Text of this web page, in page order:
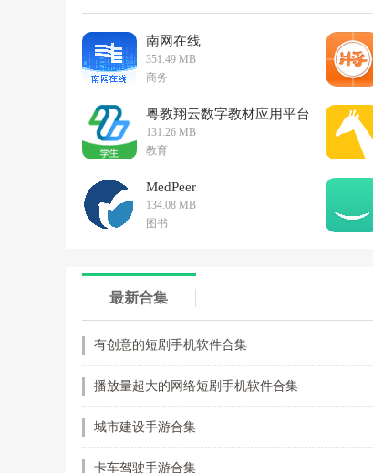
南网在线
351.49 MB
商务
粤教翔云数字教材应用平台
131.26 MB
教育
MedPeer
134.08 MB
图书
最新合集
有创意的短剧手机软件合集
播放量超大的网络短剧手机软件合集
城市建设手游合集
卡车驾驶手游合集